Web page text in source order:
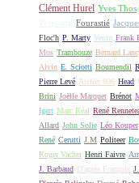
Clément Hurel Yves Thos
Terpning Fourastié
Floc'h P. Marty Venin Frank
Mos Trambouze Bernard
Alvin E. Sciotti Boumendil
Pierre Levé Atelier 606 Head
Brini Joëlle Marquet Brénot
Igert Marc Réal René
Allard John Solie Léo Kouper
René Cerutti J.M Politeer
Roger Vacher Henri Faivre
J. Barbaud D'après François